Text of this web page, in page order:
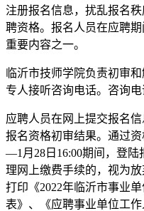
注册报名信息，扰乱报名
聘资格。报名人员在应聘
重要内容之一。
临沂市技师学院负责初审
专人接听咨询电话。咨询电
应聘人员在网上提交报名
报名资格初审结果。通过
—1月28日16:00期间，登陆
理网上缴费手续的，视为
打印《2022年临沂市事业
表》、《应聘事业单位工